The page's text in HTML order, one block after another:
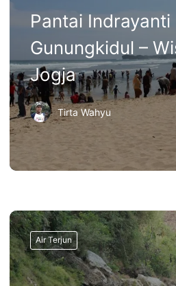
Pantai Indrayanti
Gunungkidul –
Jogja
Tirta Wahyu
Air Terjun